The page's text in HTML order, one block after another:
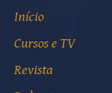
Início
Cursos e TV
Revista